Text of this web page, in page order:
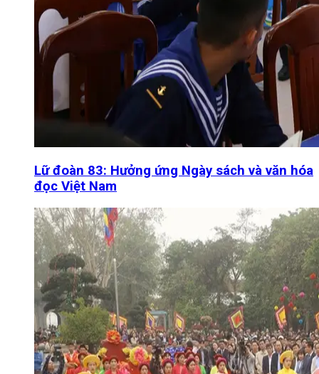
Lữ đoàn 83: Hưởng ứng Ngày sách và văn hóa
đọc Việt Nam